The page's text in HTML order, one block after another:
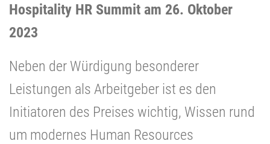
Hospitality HR Summit am 26. Oktober
2023
Neben der Würdigung besonderer
Leistungen als Arbeitgeber ist es den
Initiatoren des Preises wichtig, Wissen rund
um modernes Human Resources